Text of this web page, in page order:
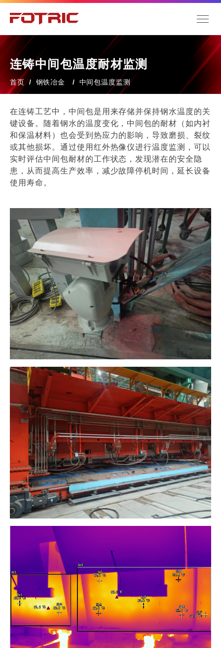
连铸中间包温度耐材监测
首页 / 钢铁冶金 / 中间包温度监测
在连铸工艺中，中间包是用来存储并保持钢水温度的关
键设备。随着钢水的温度变化，中间包的耐材（如内衬
和保温材料）也会受到热应力的影响，导致磨损、裂纹
或其他损坏。通过使用红外热像仪进行温度监测，可以
实时评估中间包耐材的工作状态，发现潜在的安全隐
患，从而提高生产效率，减少故障停机时间，延长设备
使用寿命。